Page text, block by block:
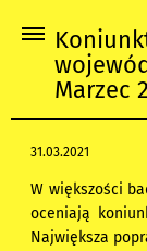
Marzec
31.03.2021
W większości
oceniają
Największa